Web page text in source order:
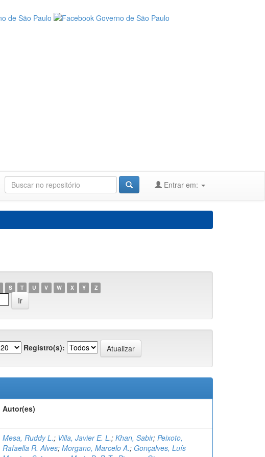
Entrar em:
S T U V W X Y Z
Registro(s):
Autor(es)
Mesa, Ruddy L.; Villa, Javier E. L.; Khan, Sabir; Peixoto,
Rafaella R. Alves; Morgano, Marcelo A.; Gonçalves, Luís